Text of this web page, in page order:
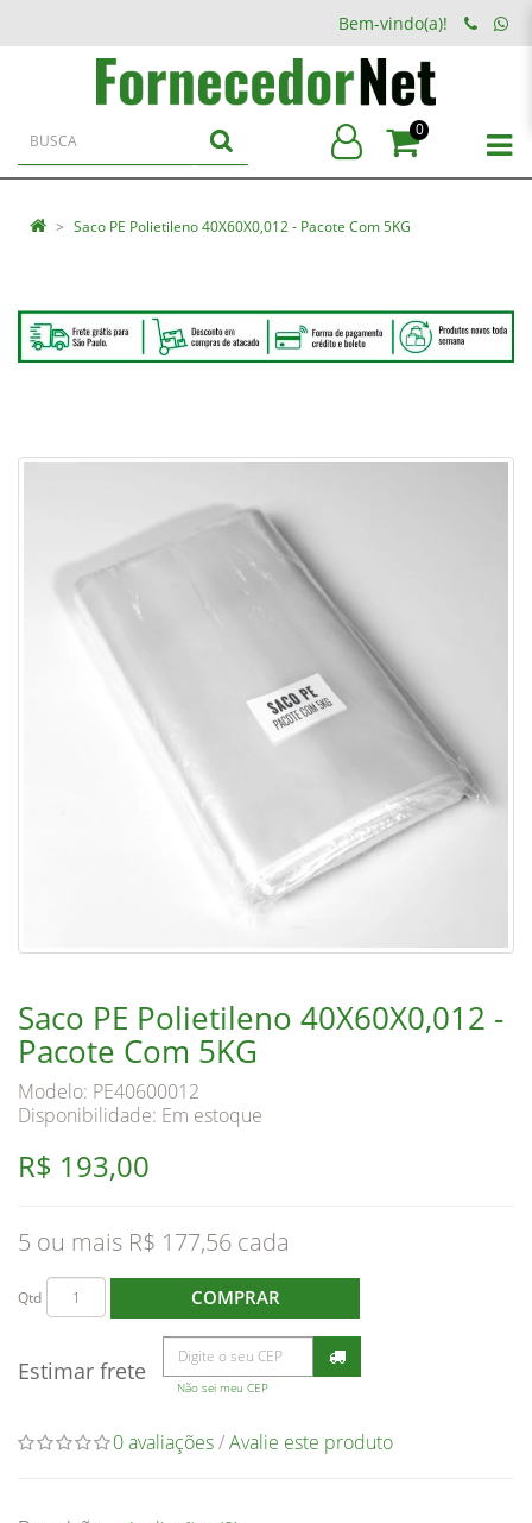
Bem-vindo(a)!
0
Saco PE Polietileno 40X60X0,012 - Pacote Com 5KG
Saco PE Polietileno 40X60X0,012 -
Pacote Com 5KG
Modelo: PE40600012
Disponibilidade: Em estoque
R$ 193,00
5 ou mais R$ 177,56
Qtd COMPRAR
Estimar frete
Não sei meu CEP
0 avaliações/Avalie este produto